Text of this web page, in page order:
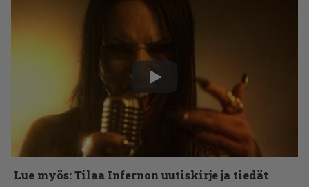
Lue myös:Tilaa Infernon uutiskirje ja tiedät